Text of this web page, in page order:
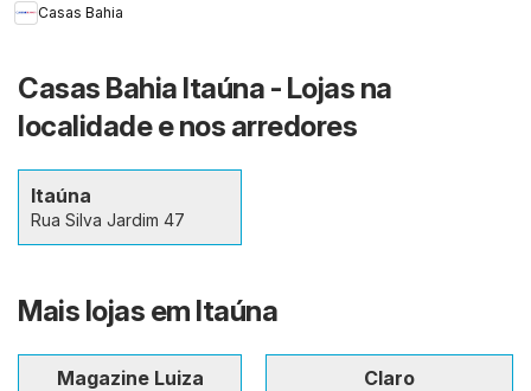
Casas Bahia
Casas Bahia Itaúna - Lojas na
localidade e nos arredores
Itaúna
Rua Silva Jardim 47
Mais lojas em Itaúna
Magazine Luiza
Claro